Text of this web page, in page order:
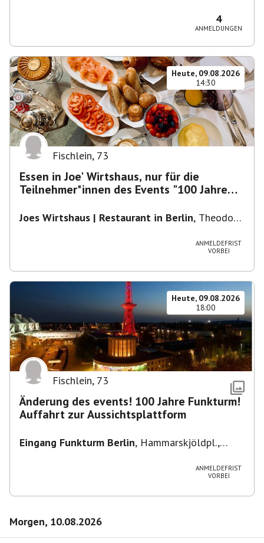
4
ANMELDUNGEN
Heute, 09.08.2026
14:30
Fischlein, 73
Essen in Joe' Wirtshaus, nur für die
Teilnehmer*innen des Events "100 Jahre
Joes Wirtshaus | Restaurant in Berlin, Theodor-
ANMELDEFRIST
VORBEI
Heute, 09.08.2026
18:00
Fischlein, 73
Änderung des events! 100 Jahre Funkturm!
Auffahrt zur Aussichtsplattform
Eingang Funkturm Berlin, Hammarskjöldpl.,
ANMELDEFRIST
VORBEI
Morgen, 10.08.2026